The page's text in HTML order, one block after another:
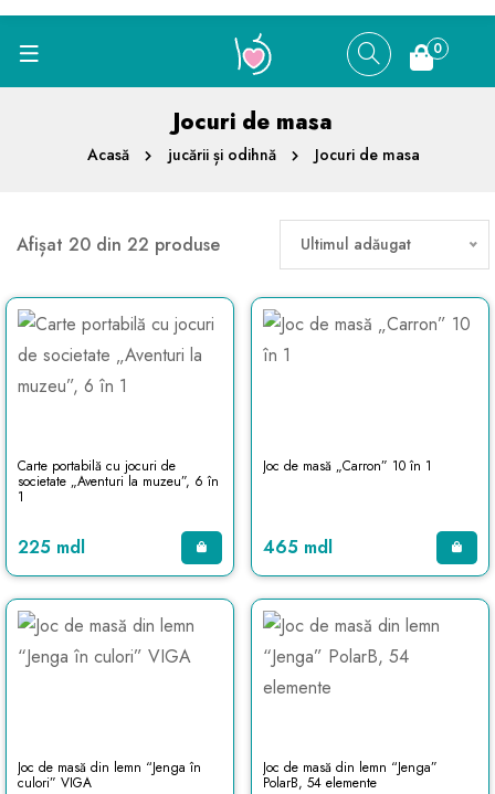
0
Jocuri de masa
Acasă jucării și odihnă Jocuri de masa
Afișat 20 din 22 produse Ultimul adăugat
Carte portabilă cu jocuri de
societate „Aventuri la muzeu”, 6 în
1
225 mdl
Joc de masă „Carron” 10 în 1
465 mdl
Joc de masă din lemn “Jenga în
culori” VIGA
Joc de masă din lemn “Jenga”
PolarB, 54 elemente